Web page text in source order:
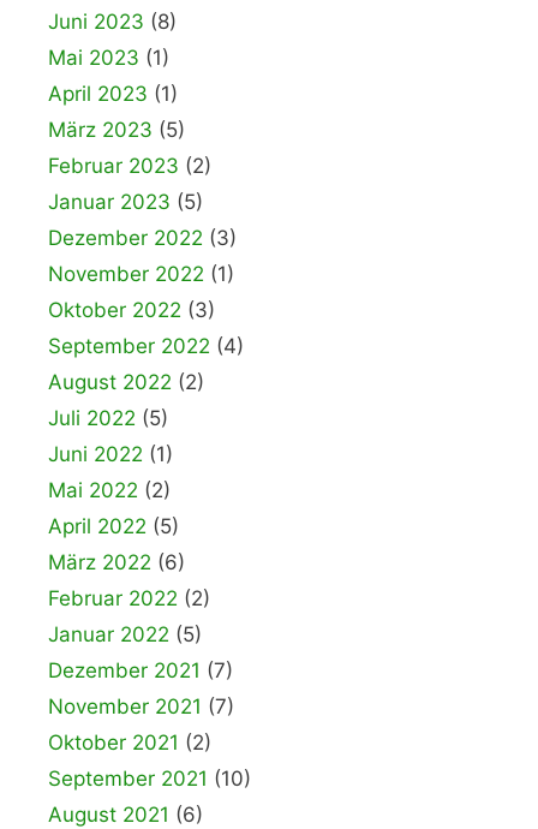
Juni 2023 (8)
Mai 2023 (1)
April 2023 (1)
März 2023 (5)
Februar 2023 (2)
Januar 2023 (5)
Dezember 2022 (3)
November 2022 (1)
Oktober 2022 (3)
September 2022 (4)
August 2022 (2)
Juli 2022 (5)
Juni 2022 (1)
Mai 2022 (2)
April 2022 (5)
März 2022 (6)
Februar 2022 (2)
Januar 2022 (5)
Dezember 2021 (7)
November 2021 (7)
Oktober 2021 (2)
September 2021 (10)
August 2021 (6)